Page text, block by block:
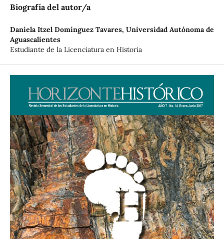
Biografía del autor/a
Daniela Itzel Domínguez Tavares, Universidad Autónoma de
Aguascalientes
Estudiante de la Licenciatura en Historia